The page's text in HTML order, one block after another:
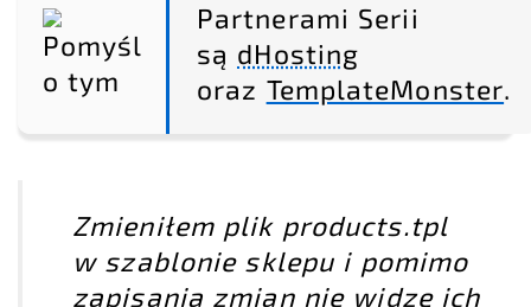
Partnerami Serii
są dHosting
oraz TemplateMonster.
Zmieniłem plik products.tpl
w szablonie sklepu i pomimo
zapisania zmian nie widzę ich